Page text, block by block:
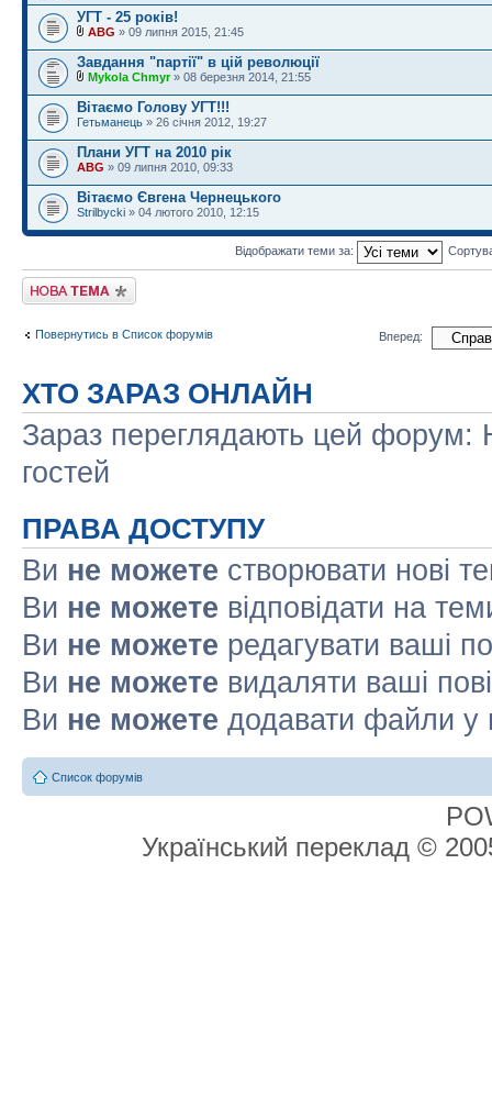
УГТ - 25 років!
ABG » 09 липня 2015, 21:45
Завдання "партії" в цій революції
Mykola Chmyr» 08 березня 2014, 21:55
Вітаємо Голову УГТ!!!
Гетьманець » 26 січня 2012, 19:27
Плани УГТ на 2010 рік
ABG » 09 липня 2010, 09:33
Вітаємо Євгена Чернецького
Strilbycki » 04 лютого 2010, 12:15
Відображати теми за:
Створити нову тему
Повернутись в Список форумів Вперед:
ХТО ЗАРАЗ ОНЛАЙН
Зараз переглядають цей форум:
гостей
ПРАВА ДОСТУПУ
Ви не можете створювати нові
Ви не можете відповідати на
Ви не можете редагувати ваші
Ви не можете видаляти ваші
Ви не можете додавати файли у
Список форумів
Український переклад ©